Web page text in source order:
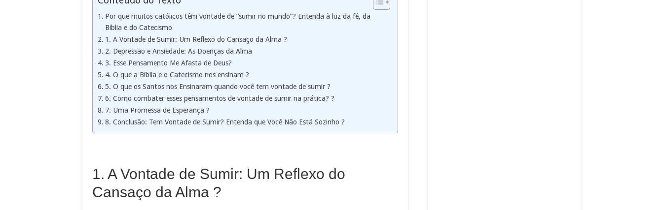
Por que muitos católicos têm vontade de “sumir no mundo”? Entenda à luz da fé, da
Bíblia e do Catecismo
1. A Vontade de Sumir: Um Reflexo do Cansaço da Alma ?
2. Depressão e Ansiedade: As Doenças da Alma
3. Esse Pensamento Me Afasta de Deus?
4. O que a Bíblia e o Catecismo nos ensinam ?️
5. O que os Santos nos Ensinaram quando você tem vontade de sumir ?
6. Como combater esses pensamentos de vontade de sumir na prática? ?️
7. Uma Promessa de Esperança ?
8. Conclusão: Tem Vontade de Sumir? Entenda que Você Não Está Sozinho ?
1. A Vontade de Sumir: Um Reflexo do
Cansaço da Alma ?